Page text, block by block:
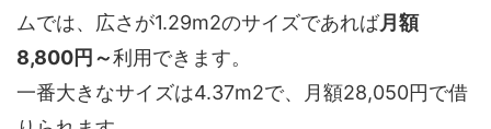
ムでは、広さが1.29m2のサイズであれば月額
8,800円～利用できます。
一番大きなサイズは4.37m2で、月額28,050円で借